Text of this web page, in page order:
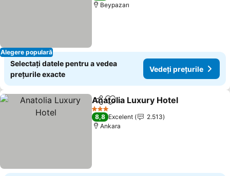
Alegere populară
Beypazarı
Selectați datele pentru a vedea
prețurile exacte
Vedeți prețurile
DistribuițiAdăugaţi la favorite
Anatolia Luxury Hotel
3 Stele
8,8 Excelent
2.513
Ankara